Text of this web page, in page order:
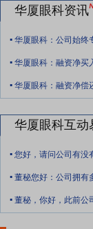
要点7：成熟的“医
疗、医学研究和教
研创新能力稳步提
要点8：完善的人才
网络的持续布局，
院校等一系列平台
日之星计划”，是
发挥华厦眼科规范
临床、科研、教学
华厦眼科资讯
. 华厦眼科：公司始终
. 华厦眼科：融资净买
. 华厦眼科：融资净偿
华厦眼科互动
.
.
.